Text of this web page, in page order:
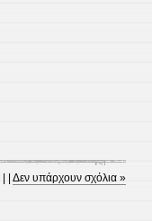
| |Δεν υπάρχουν σχόλια »